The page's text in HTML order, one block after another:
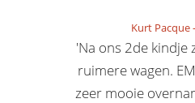
Kurt Pacque-
'Na ons 2de kindje
ruimere wagen.
zeer mooie